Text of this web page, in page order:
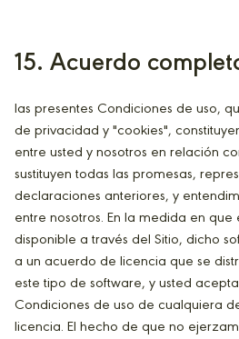
15. Acuerdo
las presentes Condiciones de uso,
de privacidad y "cookies",
entre usted y nosotros en relación
sustituyen todas las promesas,
declaraciones anteriores, y
entre nosotros. En la medida en que
disponible a través del Sitio, dicho
a un acuerdo de licencia que se
este tipo de software, y usted
Condiciones de uso de cualquiera
licencia. El hecho de que no